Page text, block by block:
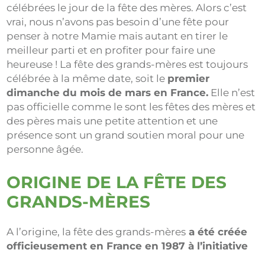
célébrées le jour de la fête des mères. Alors c’est
vrai, nous n’avons pas besoin d’une fête pour
penser à notre Mamie mais autant en tirer le
meilleur parti et en profiter pour faire une
heureuse ! La fête des grands-mères est toujours
célébrée à la même date, soit le premier
dimanche du mois de mars en France. Elle n’est
pas officielle comme le sont les fêtes des mères et
des pères mais une petite attention et une
présence sont un grand soutien moral pour une
personne âgée.
ORIGINE DE LA FÊTE DES
GRANDS-MÈRES
A l’origine, la fête des grands-mères a été créée
officieusement en France en 1987 à l’initiative